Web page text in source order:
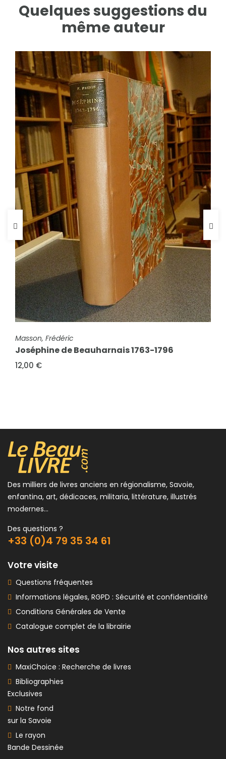
Quelques suggestions du
même auteur
FICHE COMPLÈTE
Masson, Frédéric
Joséphine de Beauharnais 1763-1796
12,00 €
FICHE COMPLÈTE
Masson, Loys
Célébration du Rouge-Gorge
8,00 €
Des milliers de livres anciens en régionalisme, Savoie,
enfantina, art, dédicaces, militaria, littérature, illustrés
modernes...
Des questions ?
+33 (0)4 79 35 34 61
Votre visite
Questions fréquentes
Informations légales, RGPD : Sécurité et confidentialité
Conditions Générales de Vente
Catalogue complet de la librairie
Nos autres sites
MaxiChoice : Recherche de livres
Bibliographies
Exclusives
Notre fond
sur la Savoie
Le rayon
Bande Dessinée